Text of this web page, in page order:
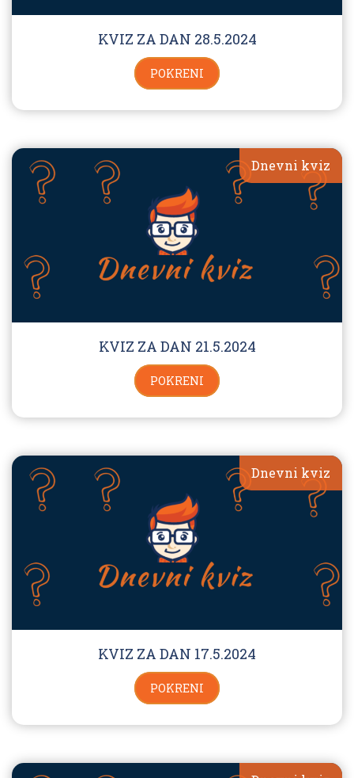
KVIZ ZA DAN 28.5.2024
POKRENI
Dnevni kviz
KVIZ ZA DAN 21.5.2024
POKRENI
Dnevni kviz
KVIZ ZA DAN 17.5.2024
POKRENI